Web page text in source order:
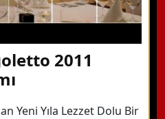
2011
Yeni Yıla Lezzet Dolu Bir